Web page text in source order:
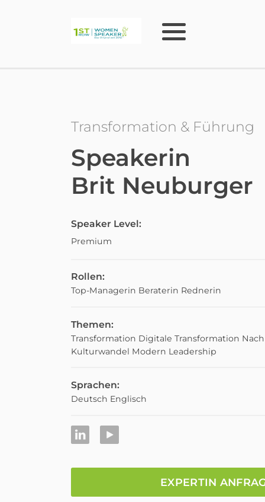
Transformation & Führung
Speakerin
Brit Neuburger
Speaker Level:
Premium
Rollen:
Top-Managerin Beraterin Rednerin
Themen:
Transformation Digitale Transformation
Kulturwandel Modern Leadership
Sprachen:
Deutsch Englisch
EXPERTIN